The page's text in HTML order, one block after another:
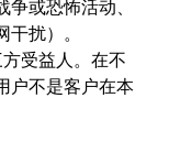
或恐怖活动、
扰）。
受益人。在不
户不是客户在本